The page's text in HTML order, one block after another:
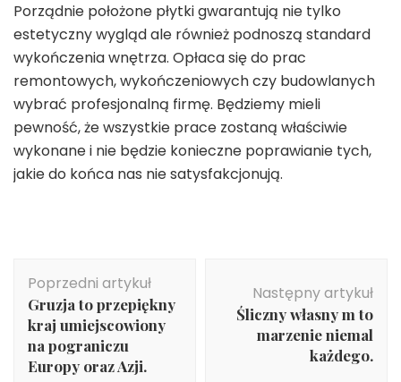
Porządnie położone płytki gwarantują nie tylko
estetyczny wygląd ale również podnoszą standard
wykończenia wnętrza. Opłaca się do prac
remontowych, wykończeniowych czy budowlanych
wybrać profesjonalną firmę. Będziemy mieli
pewność, że wszystkie prace zostaną właściwie
wykonane i nie będzie konieczne poprawianie tych,
jakie do końca nas nie satysfakcjonują.
wpisu
Poprzedni artykuł
Gruzja to przepiękny
kraj umiejscowiony
na pograniczu
Europy oraz Azji.
Następny artykuł
Śliczny własny m to
marzenie niemal
każdego.